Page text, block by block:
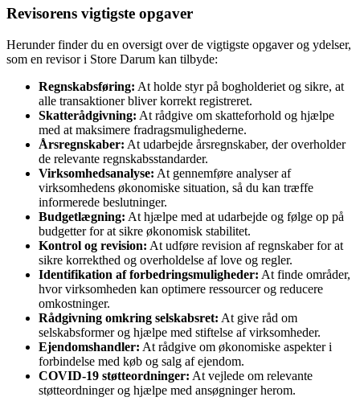
Revisorens vigtigste opgaver
Herunder finder du en oversigt over de vigtigste opgaver og ydelser,
som en revisor i Store Darum kan tilbyde:
Regnskabsføring: At holde styr på bogholderiet og sikre, at
alle transaktioner bliver korrekt registreret.
Skatterådgivning: At rådgive om skatteforhold og hjælpe
med at maksimere fradragsmulighederne.
Årsregnskaber: At udarbejde årsregnskaber, der overholder
de relevante regnskabsstandarder.
Virksomhedsanalyse: At gennemføre analyser af
virksomhedens økonomiske situation, så du kan træffe
informerede beslutninger.
Budgetlægning: At hjælpe med at udarbejde og følge op på
budgetter for at sikre økonomisk stabilitet.
Kontrol og revision: At udføre revision af regnskaber for at
sikre korrekthed og overholdelse af love og regler.
Identifikation af forbedringsmuligheder: At finde områder,
hvor virksomheden kan optimere ressourcer og reducere
omkostninger.
Rådgivning omkring selskabsret: At give råd om
selskabsformer og hjælpe med stiftelse af virksomheder.
Ejendomshandler: At rådgive om økonomiske aspekter i
forbindelse med køb og salg af ejendom.
COVID-19 støtteordninger: At vejlede om relevante
støtteordninger og hjælpe med ansøgninger herom.